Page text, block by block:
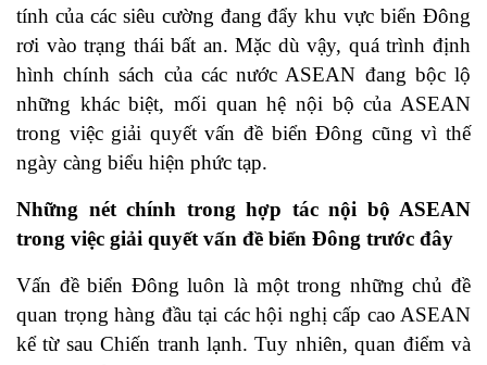
tính của các siêu cường đang đẩy khu vực biển Đông
rơi vào trạng thái bất an. Mặc dù vậy, quá trình định
hình chính sách của các nước ASEAN đang bộc lộ
những khác biệt, mối quan hệ nội bộ của ASEAN
trong việc giải quyết vấn đề biển Đông cũng vì thế
ngày càng biểu hiện phức tạp.
Những nét chính trong hợp tác nội bộ ASEAN
trong việc giải quyết vấn đề biển Đông trước đây
Vấn đề biển Đông luôn là một trong những chủ đề
quan trọng hàng đầu tại các hội nghị cấp cao ASEAN
kể từ sau Chiến tranh lạnh. Tuy nhiên, quan điểm và